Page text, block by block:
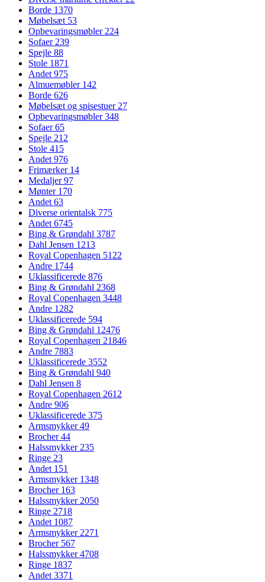
Borde 1370
Møbelsæt 53
Opbevaringsmøbler224
Sofaer239
Spejle 88
Stole 1871
Andet975
Almuemøbler 142
Borde 626
Møbelsæt og spisestuer27
Opbevaringsmøbler348
Sofaer65
Spejle 212
Stole 415
Andet976
Frimærker 14
Medaljer97
Mønter 170
Andet63
Diverse orientalsk 775
Andet6745
Bing & Grøndahl 3787
Dahl Jensen 1213
Royal Copenhagen 5122
Andre 1744
Uklassificerede 876
Bing & Grøndahl 2368
Royal Copenhagen 3448
Andre 1282
Uklassificerede 594
Bing & Grøndahl 12476
Royal Copenhagen 21846
Andre 7883
Uklassificerede 3552
Bing & Grøndahl 940
Dahl Jensen 8
Royal Copenhagen 2612
Andre 906
Uklassificerede 375
Armsmykker49
Brocher44
Halssmykker235
Ringe 23
Andet 151
Armsmykker 1348
Brocher 163
Halssmykker2050
Ringe 2718
Andet 1087
Armsmykker2271
Brocher 567
Halssmykker4708
Ringe 1837
Andet3371